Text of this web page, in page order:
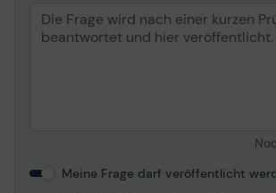
Meine Frage darf veröffentlicht